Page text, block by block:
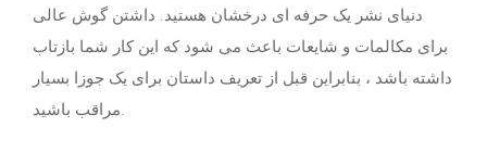
دنیای نشر یک حرفه ای درخشان هستید. داشتن گوش عالی
برای مکالمات و شایعات باعث می شود که این کار شما بازتاب
داشته باشد ، بنابراین قبل از تعریف داستان برای یک جوزا بسیار